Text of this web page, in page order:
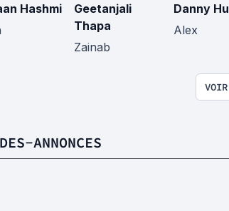
Hashmi
Geetanjali
Thapa
Zainab
Danny
Alex
ANNONCES